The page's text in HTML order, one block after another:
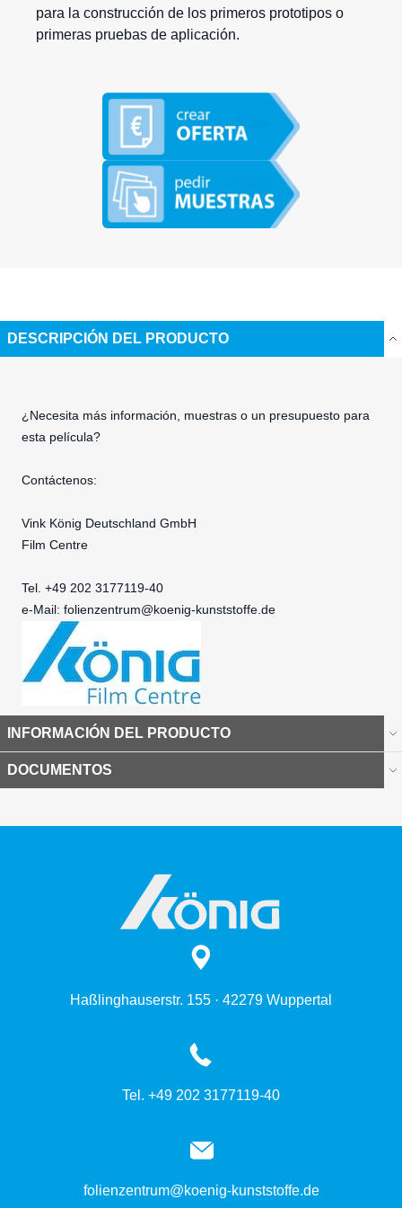
para la construcción de los primeros prototipos o
primeras pruebas de aplicación.
DESCRIPCIÓN DEL PRODUCTO
¿Necesita más información, muestras o un presupuesto para
esta película?
Contáctenos:
Vink König Deutschland GmbH
Film Centre
Tel. +49 202 3177119-40
e-Mail: folienzentrum@koenig-kunststoffe.de
INFORMACIÓN DEL PRODUCTO
DOCUMENTOS
Haßlinghauserstr. 155 · 42279 Wuppertal
Tel. +49 202 3177119-40
folienzentrum@koenig-kunststoffe.de